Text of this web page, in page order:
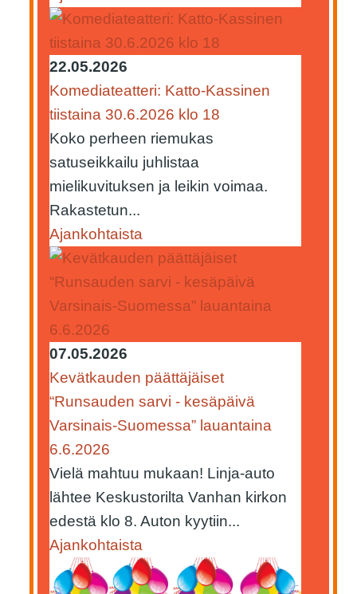
22.05.2026
Komediateatteri: Katto-Kassinen
tiistaina 30.6.2026 klo 18
Koko perheen riemukas
satuseikkailu juhlistaa
mielikuvituksen ja leikin voimaa.
Rakastetun...
Ajankohtaista
07.05.2026
Kevätkauden päättäjäiset
“Runsauden sarvi - kesäpäivä
Varsinais-Suomessa” lauantaina
6.6.2026
Vielä mahtuu mukaan! Linja-auto
lähtee Keskustorilta Vanhan kirkon
edestä klo 8. Auton kyytiin...
Ajankohtaista